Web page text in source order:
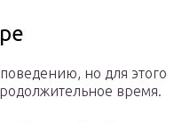
но для этого
время.